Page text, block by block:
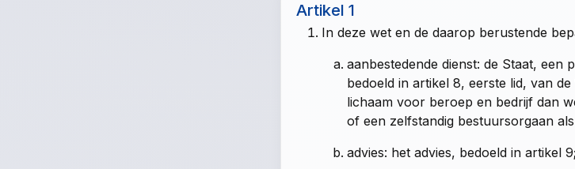
Artikel 1
In deze wet en de daarop berustende
aanbestedende dienst: de Staat, een
bedoeld in artikel 8, eerste lid, van
lichaam voor beroep en bedrijf dan
of een zelfstandig bestuursorgaan
advies: het advies, bedoeld inartikel 9;